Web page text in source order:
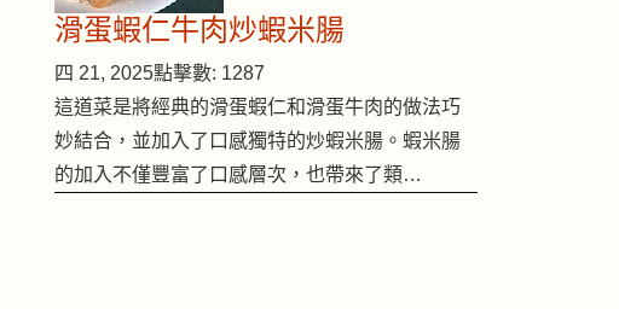
滑蛋蝦仁牛肉炒蝦米腸
四 21, 2025點擊數: 1287
這道菜是將經典的滑蛋蝦仁和滑蛋牛肉的做法巧
妙結合，並加入了口感獨特的炒蝦米腸。蝦米腸
的加入不僅豐富了口感層次，也帶來了類…